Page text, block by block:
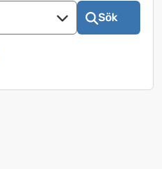
välja
Sök